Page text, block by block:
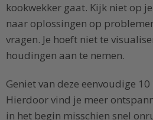
kookwekker gaat. Kijk niet op
naar oplossingen op
vragen. Je hoeft niet te
houdingen aan te nemen.
Geniet van deze eenvoudige
Hierdoor vind je meer
in het begin misschien snel